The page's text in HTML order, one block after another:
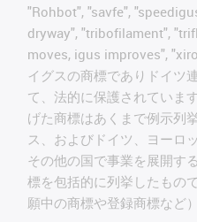
"Rohbot", "savfe",
dryway", "tribofilament",
moves, igus improves",
イグスの商標でありドイツ
て、法的に保護されていま
げた商標はあくまで例示列
ス、およびドイツ、ヨーロ
その他の国で事業を展開す
標を包括的に列挙したもの
願中の商標や登録商標など）